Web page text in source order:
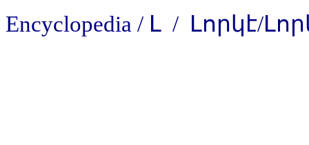
Encyclopedia / Լ / Լորկէ/